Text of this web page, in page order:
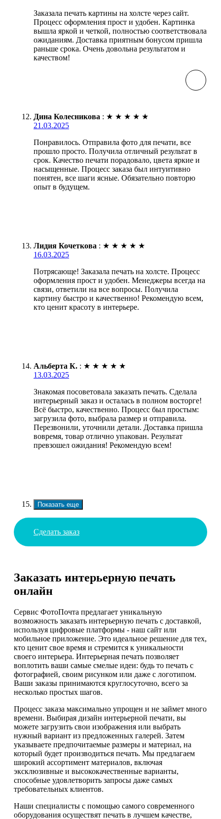
Заказала печать картины на холсте через сайт.
Процесс оформления прост и удобен. Картинка
вышла яркой и четкой, полностью соответствовала
ожиданиям. Доставка приятным бонусом пришла
раньше срока. Очень довольна результатом и
качеством!
Дина Колесникова : ★ ★ ★ ★ ★
21.03.2025
Понравилось. Отправила фото для печати, все
прошло просто. Получила отличный результат в
срок. Качество печати порадовало, цвета яркие и
насыщенные. Процесс заказа был интуитивно
понятен, все шаги ясные. Обязательно повторю
опыт в будущем.
Лидия Кочеткова : ★ ★ ★ ★ ★
16.03.2025
Потрясающе! Заказала печать на холсте. Процесс
оформления прост и удобен. Менеджеры всегда на
связи, ответили на все вопросы. Получила
картину быстро и качественно! Рекомендую всем,
кто ценит красоту в интерьере.
Альберта К. : ★ ★ ★ ★ ★
13.03.2025
Знакомая посоветовала заказать печать. Сделала
интерьерный заказ и осталась в полном восторге!
Всё быстро, качественно. Процесс был простым:
загрузила фото, выбрала размер и отправила.
Перезвонили, уточнили детали. Доставка пришла
вовремя, товар отлично упакован. Результат
превзошел ожидания! Рекомендую всем!
Показать еще
Сделать заказ
Заказать интерьерную печать
онлайн
Сервис ФотоПочта предлагает уникальную
возможность заказать интерьерную печать с доставкой,
используя цифровые платформы - наш сайт или
мобильное приложение. Это идеальное решение для тех,
кто ценит свое время и стремится к уникальности
своего интерьера. Интерьерная печать позволяет
воплотить ваши самые смелые идеи: будь то печать с
фотографией, своим рисунком или даже с логотипом.
Ваши заказы принимаются круглосуточно, всего за
несколько простых шагов.
Процесс заказа максимально упрощен и не займет много
времени. Выбирая дизайн интерьерной печати, вы
можете загрузить свои изображения или выбрать
нужный вариант из предложенных галерей. Затем
указываете предпочитаемые размеры и материал, на
который будет производиться печать. Мы предлагаем
широкий ассортимент материалов, включая
эксклюзивные и высококачественные варианты,
способные удовлетворить запросы даже самых
требовательных клиентов.
Наши специалисты с помощью самого современного
оборудования осуществят печать в лучшем качестве,